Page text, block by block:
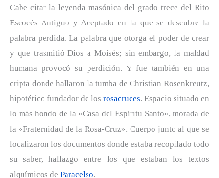
Cabe citar la leyenda masónica del grado trece del Rito
Escocés Antiguo y Aceptado en la que se descubre la
palabra perdida. La palabra que otorga el poder de crear
y que trasmitió Dios a Moisés; sin embargo, la maldad
humana provocó su perdición. Y fue también en una
cripta donde hallaron la tumba de Christian Rosenkreutz,
hipotético fundador de los rosacruces. Espacio situado en
lo más hondo de la «Casa del Espíritu Santo», morada de
la «Fraternidad de la Rosa-Cruz». Cuerpo junto al que se
localizaron los documentos donde estaba recopilado todo
su saber, hallazgo entre los que estaban los textos
alquímicos de Paracelso.